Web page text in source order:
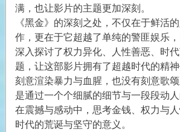
满，也让影片的主题更加深刻。
《黑金》的深刻之处，不仅在于鲜活
作，更在于它超越了单纯的警匪娱乐，
深入探讨了权力异化、人性善恶、时
题，让这部影片拥有了超越时代的精
刻意渲染暴力与血腥，也没有刻意歌
是通过一个个细腻的细节与一段段动
在震撼与感动中，思考金钱、权力与
时代的荒诞与坚守的意义。